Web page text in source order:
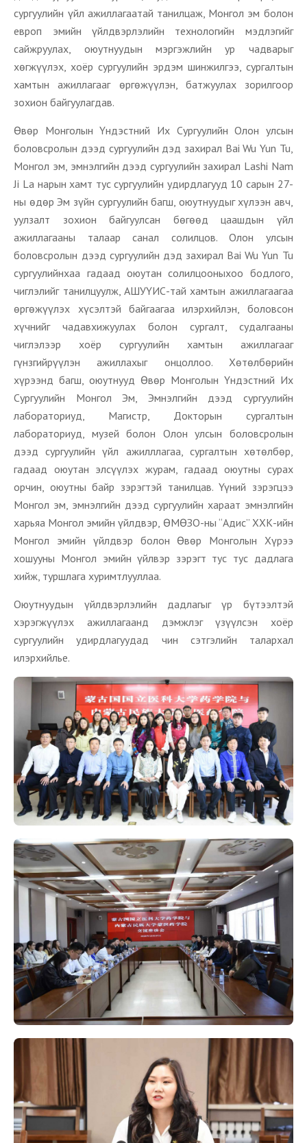
сургуулийн үйл ажиллагаатай танилцаж, Монгол эм болон
европ эмийн үйлдвэрлэлийн технологийн мэдлэгийг
сайжруулах, оюутнуудын мэргэжлийн ур чадварыг
хөгжүүлэх, хоёр сургуулийн эрдэм шинжилгээ, сургалтын
хамтын ажиллагааг өргөжүүлэн, батжуулах зорилгоор
зохион байгуулагдав.
Өвөр Монголын Үндэстний Их Сургуулийн Олон улсын
боловсролын дээд сургуулийн дэд захирал Bai Wu Yun Tu,
Монгол эм, эмнэлгийн дээд сургуулийн захирал Lashi Nam
Ji La нарын хамт тус сургуулийн удирдлагууд 10 сарын 27-
ны өдөр Эм зүйн сургуулийн багш, оюутнуудыг хүлээн авч,
уулзалт зохион байгуулсан бөгөөд цаашдын үйл
ажиллагааны талаар санал солилцов. Олон улсын
боловсролын дээд сургуулийн дэд захирал Bai Wu Yun Tu
сургуулийнхаа гадаад оюутан солилцооныхоо бодлого,
чиглэлийг танилцуулж, АШУҮИС-тай хамтын ажиллагаагаа
өргөжүүлэх хүсэлтэй байгаагаа илэрхийлэн, боловсон
хүчнийг чадавхижуулах болон сургалт, судалгааны
чиглэлээр хоёр сургуулийн хамтын ажиллагааг
гүнзгийрүүлэн ажиллахыг онцоллоо. Хөтөлбөрийн
хүрээнд багш, оюутнууд Өвөр Монголын Үндэстний Их
Сургуулийн Монгол Эм, Эмнэлгийн дээд сургуулийн
лабораториуд, Магистр, Докторын сургалтын
лабораториуд, музей болон Олон улсын боловсролын
дээд сургуулийн үйл ажилллагаа, сургалтын хөтөлбөр,
гадаад оюутан элсүүлэх журам, гадаад оюутны сурах
орчин, оюутны байр зэрэгтэй танилцав. Үүний зэрэгцээ
Монгол эм, эмнэлгийн дээд сургуулийн хараат эмнэлгийн
харьяа Монгол эмийн үйлдвэр, ӨМӨЗО-ны “Адис” ХХК-ийн
Монгол эмийн үйлдвэр болон Өвөр Монголын Хүрээ
хошууны Монгол эмийн үйлвэр зэрэгт тус тус дадлага
хийж, туршлага хуримтлууллаа.
Оюутнуудын үйлдвэрлэлийн дадлагыг үр бүтээлтэй
хэрэгжүүлэх ажиллагаанд дэмжлэг үзүүлсэн хоёр
сургуулийн удирдлагуудад чин сэтгэлийн талархал
илэрхийлье.